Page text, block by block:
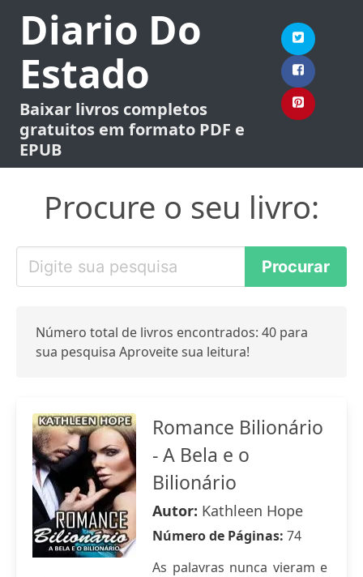
Diario Do
Estado
Baixar livros completos
gratuitos em formato PDF e
EPUB
Procure o seu livro:
Número total de livros encontrados: 40 para
sua pesquisa Aproveite sua leitura!
Romance Bilionário
- A Bela e o
Bilionário
Autor: Kathleen Hope
Número de Páginas: 74
As palavras nunca vieram e